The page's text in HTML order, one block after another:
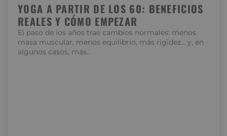
YOGA A PARTIR DE LOS 60: BENEFICIOS
REALES Y CÓMO EMPEZAR
El paso de los años trae cambios normales: menos
masa muscular, menos equilibrio, más rigidez… y, en
algunos casos, más…